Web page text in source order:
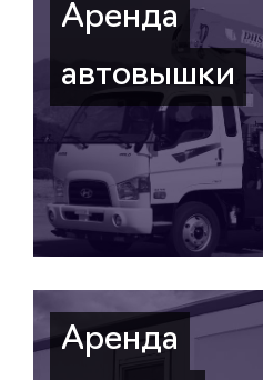
Аренда
автовышки
Аренда